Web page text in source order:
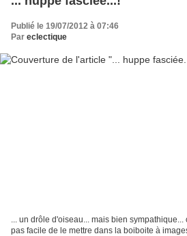
Publié le 19/07/2012 à 07:46
Par eclectique
... un drôle d'oiseau... mais bien
pas facile de le mettre dans la boiboite à